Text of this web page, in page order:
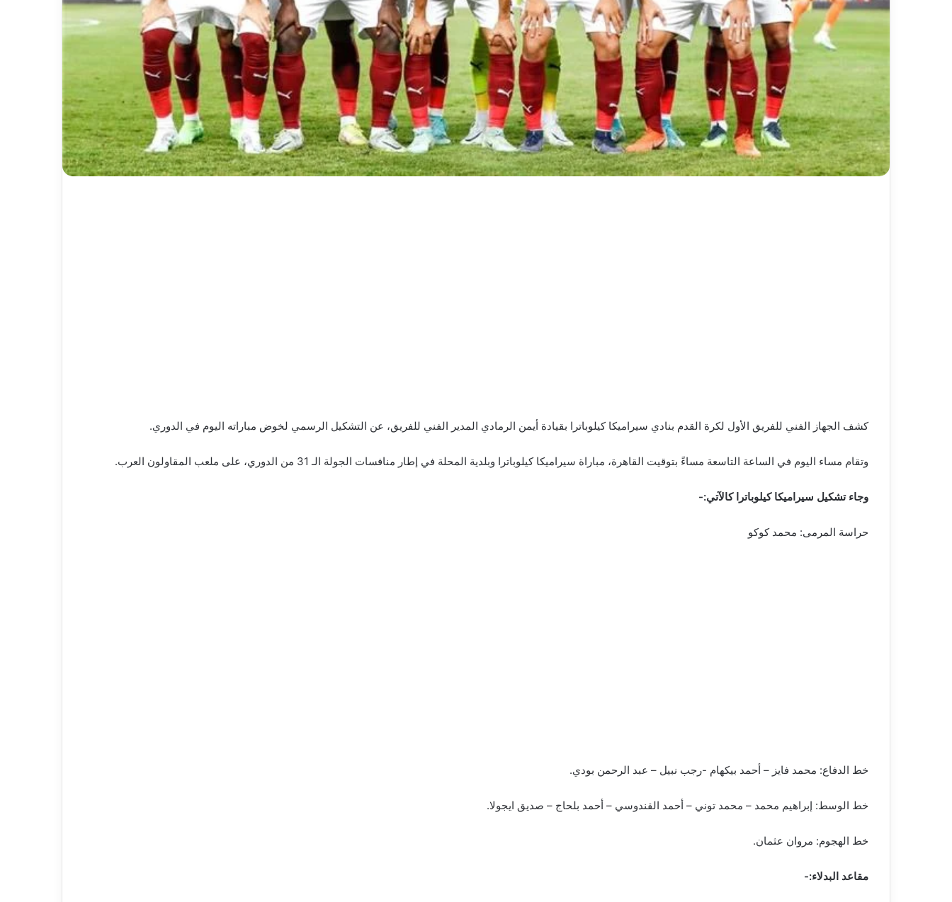
كشف الجهاز الفني للفريق الأول لكرة القدم بنادي سيراميكا كيلوباترا بقيادة أيمن الرمادي المدير الفني للفريق، عن التشكيل الرسمي لخوض مباراته اليوم في الدوري.
وتقام مساء اليوم في الساعة التاسعة مساءً بتوقيت القاهرة، مباراة سيراميكا كيلوباترا وبلدية المحلة في إطار منافسات الجولة الـ 31 من الدوري، على ملعب المقاولون العرب.
وجاء تشكيل سيراميكا كيلوباترا كالآتي:-
حراسة المرمى: محمد كوكو
خط الدفاع: محمد فايز – أحمد بيكهام -رجب نبيل – عبد الرحمن بودي.
خط الوسط: إبراهيم محمد – محمد توني – أحمد القندوسي – أحمد بلحاج – صديق ايجولا.
خط الهجوم: مروان عثمان.
مقاعد البدلاء:-